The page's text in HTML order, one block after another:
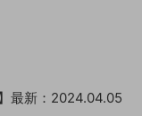
最新：2024.04.05